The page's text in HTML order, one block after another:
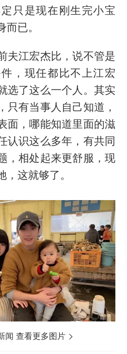
只是现在刚生完小宝
已。
夫江宏杰比，说不管是
，现任都比不上江宏
选了这么一个人。其实
只有当事人自己知道，
面，哪能知道里面的滋
认识这么多年，有共同
，相处起来更舒服，现
这就够了。
闻 查看更多图片